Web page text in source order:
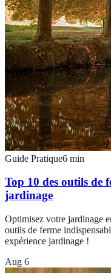
Guide Pratique6 min
Top 10 des outils de
jardinage
Optimisez votre jardinage
outils de ferme
expérience jardinage !
Aug 6